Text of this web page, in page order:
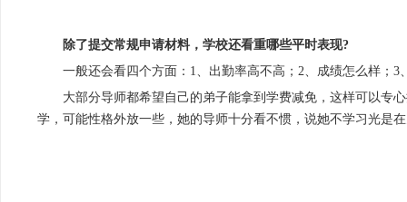
除了提交常规申请材料，学校还看重哪些平时表现?
一般还会看四个方面：1、出勤率高不高；2、成绩怎么样；
大部分导师都希望自己的弟子能拿到学费减免，这样可以专
学，可能性格外放一些，她的导师十分看不惯，说她不学习光是